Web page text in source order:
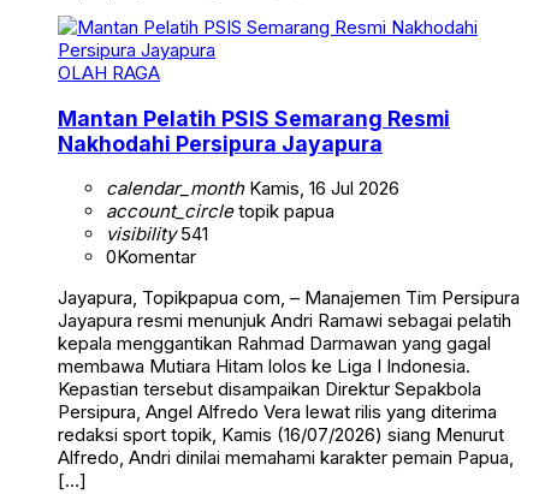
OLAH RAGA
Mantan Pelatih PSIS Semarang Resmi
Nakhodahi Persipura Jayapura
calendar_monthKamis, 16 Jul 2026
account_circletopik papua
visibility541
0Komentar
Jayapura, Topikpapua com, – Manajemen Tim Persipura
Jayapura resmi menunjuk Andri Ramawi sebagai pelatih
kepala menggantikan Rahmad Darmawan yang gagal
membawa Mutiara Hitam lolos ke Liga I Indonesia.
Kepastian tersebut disampaikan Direktur Sepakbola
Persipura, Angel Alfredo Vera lewat rilis yang diterima
redaksi sport topik, Kamis (16/07/2026) siang Menurut
Alfredo, Andri dinilai memahami karakter pemain Papua,
[…]